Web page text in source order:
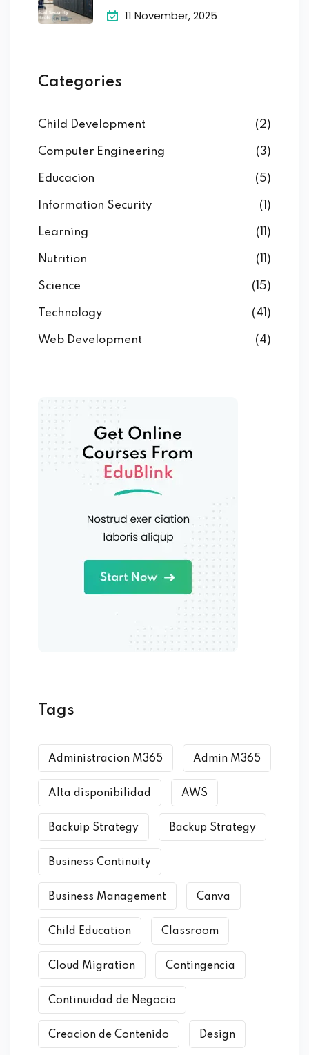
11 November, 2025
Categories
Child Development (2)
Computer Engineering (3)
Educacion (5)
Information Security (1)
Learning (11)
Nutrition (11)
Science (15)
Technology (41)
Web Development (4)
Tags
Administracion M365 Admin M365
Alta disponibilidad AWS
Backuip Strategy Backup Strategy
Business Continuity
Business Management Canva
Child Education Classroom
Cloud Migration Contingencia
Continuidad de Negocio
Creacion de Contenido Design